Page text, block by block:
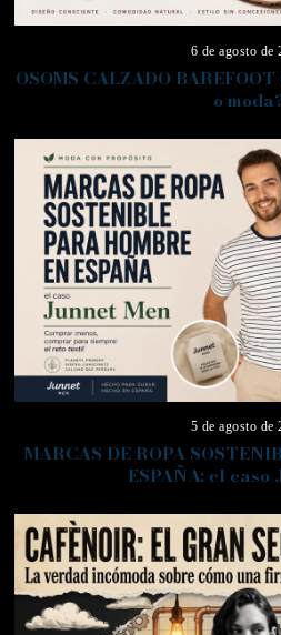
6 de agosto de
OSOMS CALZADO
o
5 de agosto de
MARCAS DE ROPA
ESPAÑA: el caso